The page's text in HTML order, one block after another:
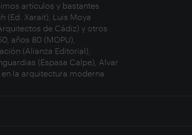
artículos y bastantes
(Ed. Xarait), Luis Moya
de Cádiz) y otros
años 80 (MOPU),
(Alianza Editorial),
(Espasa Calpe), Alvar
la arquitectura moderna